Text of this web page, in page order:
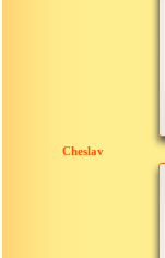
Cheslav